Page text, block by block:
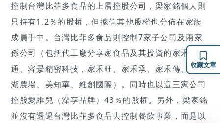
控制台灣比菲多食品的上層控股公司，梁家銘個人則
只持有1.2％的股權，但據信其他股權也分佈在家族
成員手中。台灣比菲多食品則控制7家子公司及兩家
孫公司（包括代工廠分享家食品及其投資的家禾流
通、容景精密科技，家禾旺、家禾承、家禾傳、灣裡
湖農場、美知華、維創國際）。同時也以這三家公司
控股愛維兒（澡享品牌）43％的股權。另外，梁家銘
並沒有透過台灣比菲多食品去控制餐飲事業，而是以
收藏文章